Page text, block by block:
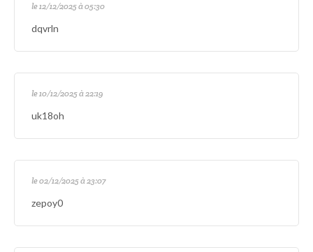
le 12/12/2025 à 05:30
dqvrln
le 10/12/2025 à 22:19
uk18oh
le 02/12/2025 à 23:07
zepoy0